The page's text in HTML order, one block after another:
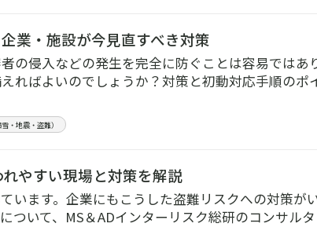
業・施設が今見直すべき対策
の侵入などの発生を完全に防ぐことは容易ではあ
ればよいのでしょうか？対策と初動対応手順のポ
・地震・盗難）
やすい現場と対策を解説
います。企業にもこうした盗難リスクへの対策が
ついて、MS＆ADインターリスク総研のコンサル